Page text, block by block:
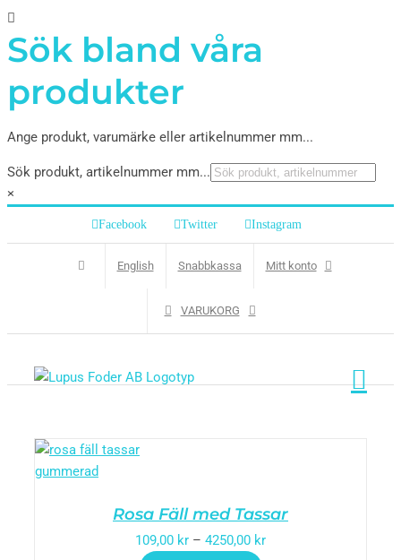
Sök bland våra
produkter
Ange produkt, varumärke eller artikelnummer mm...
Sök produkt, artikelnummer mm...
×
Facebook Twitter Instagram
English Snabbkassa Mitt konto
VARUKORG
Rosa Fäll med Tassar
109,00 kr – 4250,00 kr